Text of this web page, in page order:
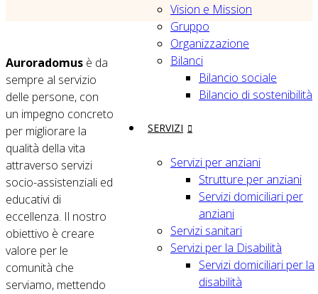
Vision e Mission
Gruppo
Organizzazione
Bilanci
Bilancio sociale
Bilancio di sostenibilità
SERVIZI
Servizi per anziani
Strutture per anziani
Servizi domiciliari per
anziani
Servizi sanitari
Servizi per la Disabilità
Servizi domiciliari per la
disabilità
Auroradomus è da
sempre al servizio
delle persone, con
un impegno concreto
per migliorare la
qualità della vita
attraverso servizi
socio-assistenziali ed
educativi di
eccellenza. Il nostro
obiettivo è creare
valore per le
comunità che
serviamo, mettendo